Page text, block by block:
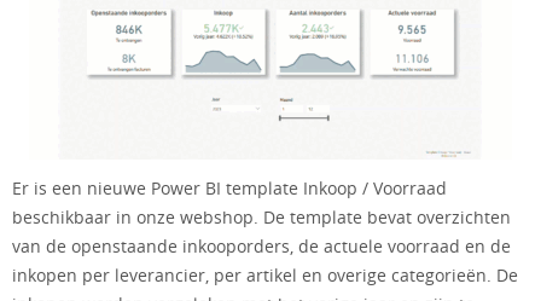
Er is een nieuwe Power BI template Inkoop / Voorraad
beschikbaar in onze webshop. De template bevat overzichten
van de openstaande inkooporders, de actuele voorraad en de
inkopen per leverancier, per artikel en overige categorieën. De